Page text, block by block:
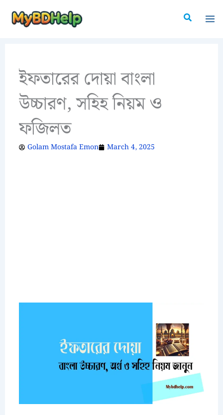
Search
ইফতারের দোয়া বাংলা
উচ্চারণ, সহিহ নিয়ম ও
ফজিলত
Golam Mostafa Emon March 4, 2025